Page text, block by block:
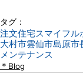
タグ：
注文住宅スマイフル
大村市雲仙市島原市
メンテナンス
＊Blog